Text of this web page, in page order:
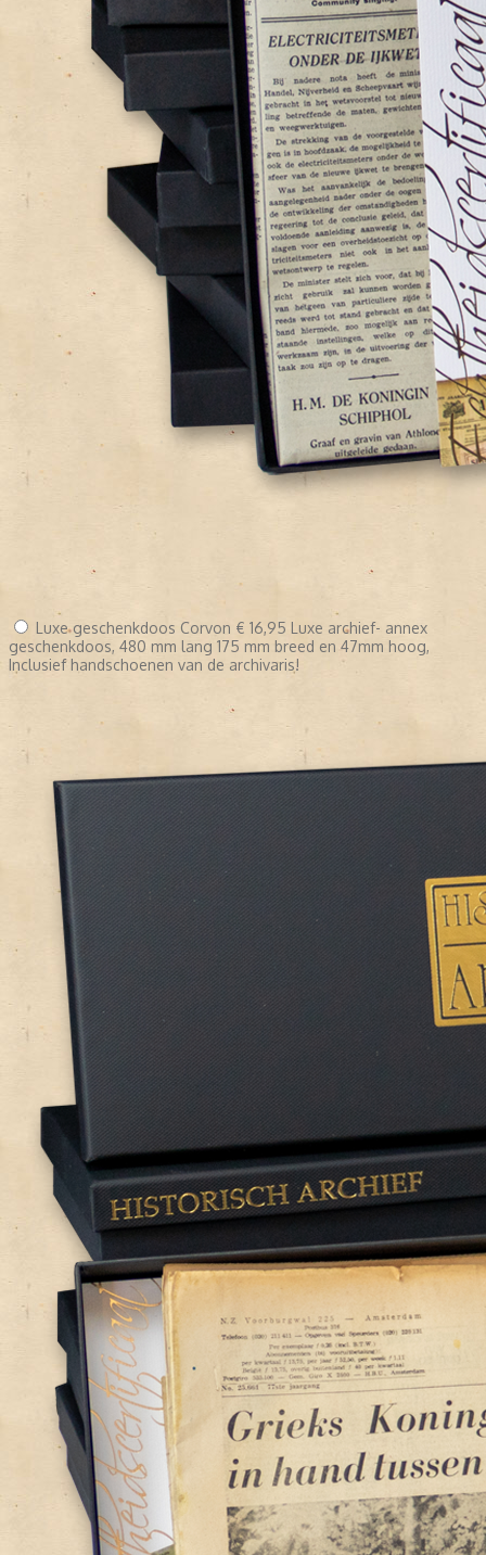
Luxe geschenkdoos Corvon € 16,95 Luxe archief- annex
geschenkdoos, 480 mm lang 175 mm breed en 47mm hoog,
Inclusief handschoenen van de archivaris!